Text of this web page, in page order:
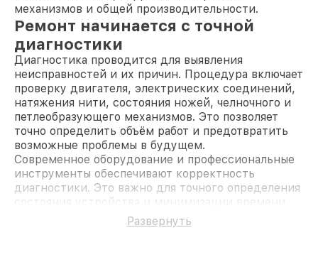
механизмов и общей производительности.
Ремонт начинается с точной
диагностики
Диагностика проводится для выявления
неисправностей и их причин. Процедура включает
проверку двигателя, электрических соединений,
натяжения нити, состояния ножей, челночного и
петлеобразующего механизмов. Это позволяет
точно определить объём работ и предотвратить
возможные проблемы в будущем.
Современное оборудование и профессиональные
инструменты обеспечивают корректность
диагностики. Это важно для точного определения
состояния устройства и минимизации времени
Выбор в вашу пользу
Развернуть